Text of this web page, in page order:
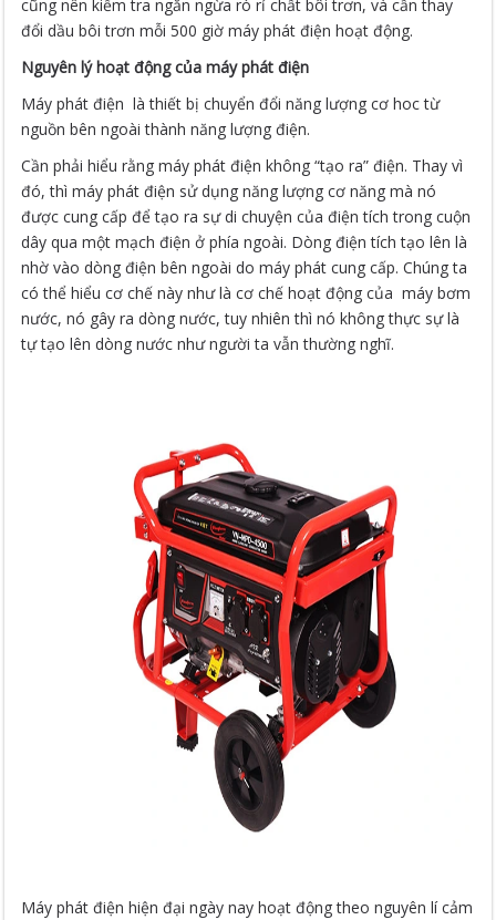
cũng nên kiểm tra ngăn ngừa rò rỉ chất bôi trơn, và cần thay
đổi dầu bôi trơn mỗi 500 giờ máy phát điện hoạt động.
Nguyên lý hoạt động của máy phát điện
Máy phát điện là thiết bị chuyển đổi năng lượng cơ hoc từ
nguồn bên ngoài thành năng lượng điện.
Cần phải hiểu rằng máy phát điện không “tạo ra” điện. Thay vì
đó, thì máy phát điện sử dụng năng lượng cơ năng mà nó
được cung cấp để tạo ra sự di chuyện của điện tích trong cuộn
dây qua một mạch điện ở phía ngoài. Dòng điện tích tạo lên là
nhờ vào dòng điện bên ngoài do máy phát cung cấp. Chúng ta
có thể hiểu cơ chế này như là cơ chế hoạt động của máy bơm
nước, nó gây ra dòng nước, tuy nhiên thì nó không thực sự là
tự tạo lên dòng nước như người ta vẫn thường nghĩ.
Máy phát điện hiện đại ngày nay hoạt động theo nguyên lí cảm